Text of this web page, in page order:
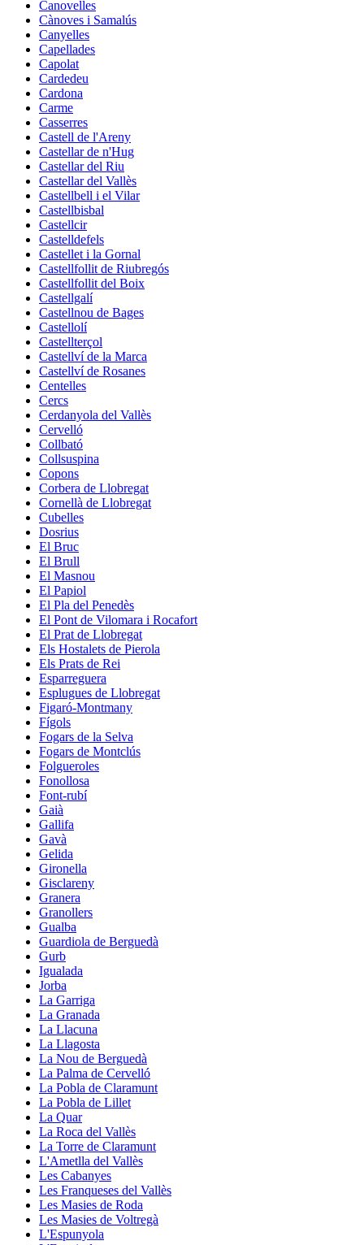
Canovelles
Cànoves i Samalús
Canyelles
Capellades
Capolat
Cardedeu
Cardona
Carme
Casserres
Castell de l'Areny
Castellar de n'Hug
Castellar del Riu
Castellar del Vallès
Castellbell i el Vilar
Castellbisbal
Castellcir
Castelldefels
Castellet i la Gornal
Castellfollit de Riubregós
Castellfollit del Boix
Castellgalí
Castellnou de Bages
Castellolí
Castellterçol
Castellví de la Marca
Castellví de Rosanes
Centelles
Cercs
Cerdanyola del Vallès
Cervelló
Collbató
Collsuspina
Copons
Corbera de Llobregat
Cornellà de Llobregat
Cubelles
Dosrius
El Bruc
El Brull
El Masnou
El Papiol
El Pla del Penedès
El Pont de Vilomara i Rocafort
El Prat de Llobregat
Els Hostalets de Pierola
Els Prats de Rei
Esparreguera
Esplugues de Llobregat
Figaró-Montmany
Fígols
Fogars de la Selva
Fogars de Montclús
Folgueroles
Fonollosa
Font-rubí
Gaià
Gallifa
Gavà
Gelida
Gironella
Gisclareny
Granera
Granollers
Gualba
Guardiola de Berguedà
Gurb
Igualada
Jorba
La Garriga
La Granada
La Llacuna
La Llagosta
La Nou de Berguedà
La Palma de Cervelló
La Pobla de Claramunt
La Pobla de Lillet
La Quar
La Roca del Vallès
La Torre de Claramunt
L'Ametlla del Vallès
Les Cabanyes
Les Franqueses del Vallès
Les Masies de Roda
Les Masies de Voltregà
L'Espunyola